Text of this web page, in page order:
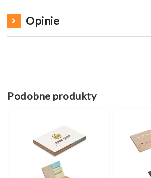
Opinie
Podobne produkty